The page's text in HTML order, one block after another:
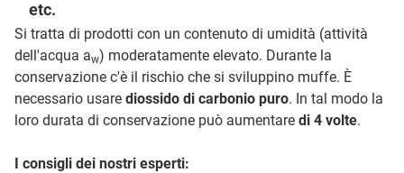
etc.
Si tratta di prodotti con un contenuto di umidità (attività
dell'acqua aw) moderatamente elevato. Durante la
conservazione c'è il rischio che si sviluppino muffe. È
necessario usare diossido di carbonio puro. In tal modo la
loro durata di conservazione può aumentare di 4 volte.
I consigli dei nostri esperti: